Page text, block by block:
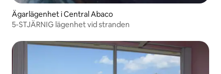
Ägarlägenhet i Central Abaco
5-STJÄRNIG lägenhet vid stranden